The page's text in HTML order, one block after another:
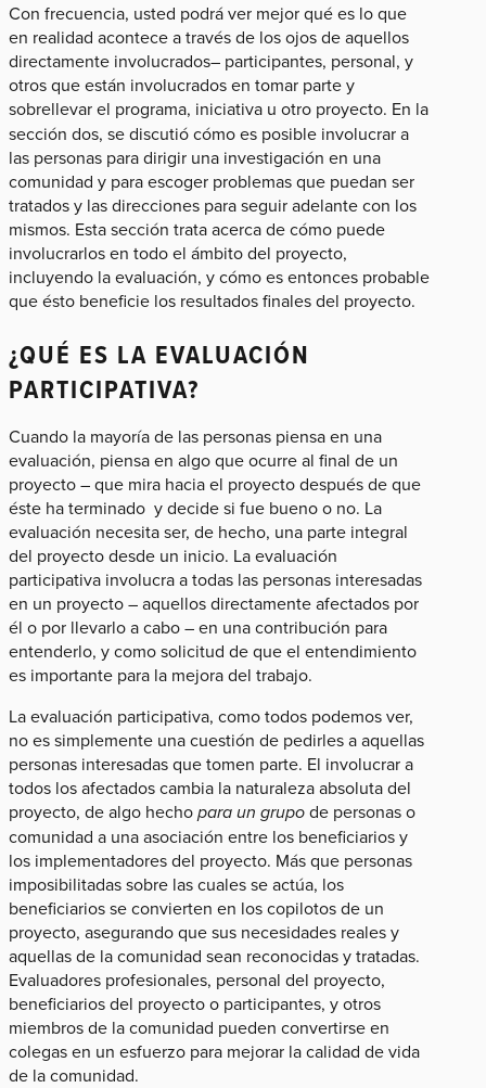
Con frecuencia, usted podrá ver mejor qué es lo que
en realidad acontece a través de los ojos de aquellos
directamente involucrados– participantes, personal, y
otros que están involucrados en tomar parte y
sobrellevar el programa, iniciativa u otro proyecto. En la
sección dos, se discutió cómo es posible involucrar a
las personas para dirigir una investigación en una
comunidad y para escoger problemas que puedan ser
tratados y las direcciones para seguir adelante con los
mismos. Esta sección trata acerca de cómo puede
involucrarlos en todo el ámbito del proyecto,
incluyendo la evaluación, y cómo es entonces probable
que ésto beneficie los resultados finales del proyecto.
¿QUÉ ES LA EVALUACIÓN
PARTICIPATIVA?
Cuando la mayoría de las personas piensa en una
evaluación, piensa en algo que ocurre al final de un
proyecto – que mira hacia el proyecto después de que
éste ha terminado y decide si fue bueno o no. La
evaluación necesita ser, de hecho, una parte integral
del proyecto desde un inicio. La evaluación
participativa involucra a todas las personas interesadas
en un proyecto – aquellos directamente afectados por
él o por llevarlo a cabo – en una contribución para
entenderlo, y como solicitud de que el entendimiento
es importante para la mejora del trabajo.
La evaluación participativa, como todos podemos ver,
no es simplemente una cuestión de pedirles a aquellas
personas interesadas que tomen parte. El involucrar a
todos los afectados cambia la naturaleza absoluta del
proyecto, de algo hechopara un grupode personas o
comunidad a una asociación entre los beneficiarios y
los implementadores del proyecto. Más que personas
imposibilitadas sobre las cuales se actúa, los
beneficiarios se convierten en los copilotos de un
proyecto, asegurando que sus necesidades reales y
aquellas de la comunidad sean reconocidas y tratadas.
Evaluadores profesionales, personal del proyecto,
beneficiarios del proyecto o participantes, y otros
miembros de la comunidad pueden convertirse en
colegas en un esfuerzo para mejorar la calidad de vida
de la comunidad.